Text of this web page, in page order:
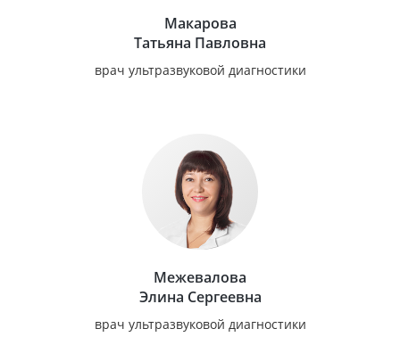
Макарова
Татьяна Павловна
врач ультразвуковой диагностики
Межевалова
Элина Сергеевна
врач ультразвуковой диагностики